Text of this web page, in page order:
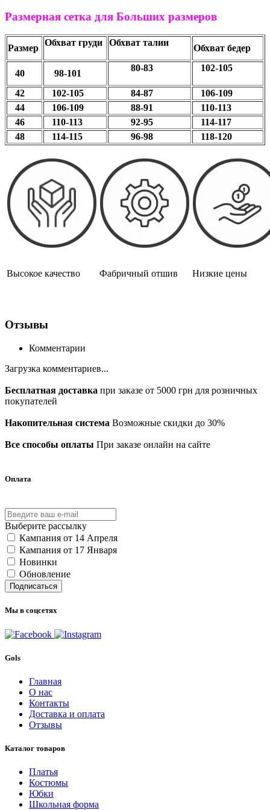
Размерная сетка для Больших размеров
Размер
Обхват груди Обхват талии
Обхват бедер
40 98-101
80-83 102-105
42 102-105 84-87
106-109
44
106-109 88-91
110-113
46
110-113 92-95
114-117
48
114-115 96-98 118-120
Высокое качество Фабричный отшив Низкие цены
Отзывы
Комментарии
Загрузка комментариев...
Бесплатная доставка при заказе от 5000 грн для розничных
покупателей
Накопительная система Возможные скидки до 30%
Все способы оплаты При заказе онлайн на сайте
Оплата
Выберите рассылку
Кампания от 14 Апреля
Кампания от 17 Января
Новинки
Обновление
Подписаться
Мы в соцсетях
Gols
Главная
О нас
Контакты
Доставка и оплата
Отзывы
Каталог товаров
Платья
Костюмы
Юбки
Школьная форма